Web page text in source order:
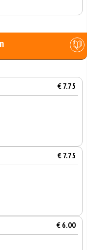
€ 7.75
€ 7.75
€ 6.00